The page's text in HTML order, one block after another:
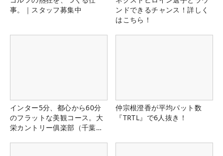
事。｜スタッフ募集中
ンドできるチャンス！詳しく
はこちら！
インター5分、都心から60分
のフラットな美観コース。大
栄カントリー俱楽部（千葉
仲宗根澄香が平均パット数
『TRTL』で6人抜き！